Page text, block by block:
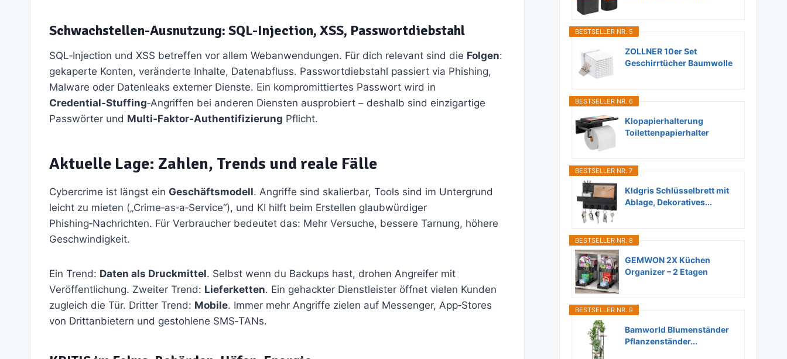
Schwachstellen-Ausnutzung: SQL-Injection, XSS, Passwortdiebstahl
SQL‑Injection und XSS betreffen vor allem Webanwendungen. Für dich relevant sind die Folgen:
gekaperte Konten, veränderte Inhalte, Datenabfluss. Passwortdiebstahl passiert via Phishing,
Malware oder Datenleaks externer Dienste. Ein kompromittiertes Passwort wird in
Credential‑Stuffing‑Angriffen bei anderen Diensten ausprobiert – deshalb sind einzigartige
Passwörter und Multi‑Faktor‑Authentifizierung Pflicht.
Aktuelle Lage: Zahlen, Trends und reale Fälle
Cybercrime ist längst ein Geschäftsmodell. Angriffe sind skalierbar, Tools sind im Untergrund
leicht zu mieten („Crime‑as‑a‑Service“), und KI hilft beim Erstellen glaubwürdiger
Phishing‑Nachrichten. Für Verbraucher bedeutet das: Mehr Versuche, bessere Tarnung, höhere
Geschwindigkeit.
Ein Trend: Daten als Druckmittel. Selbst wenn du Backups hast, drohen Angreifer mit
Veröffentlichung. Zweiter Trend: Lieferketten. Ein gehackter Dienstleister öffnet vielen Kunden
zugleich die Tür. Dritter Trend: Mobile. Immer mehr Angriffe zielen auf Messenger, App‑Stores
von Drittanbietern und gestohlene SMS‑TANs.
BESTSELLER NR. 5
ZOLLNER 10er Set
Geschirrtücher Baumwolle
BESTSELLER NR. 6
Klopapierhalterung
Toilettenpapierhalter
BESTSELLER NR. 7
Kldgris Schlüsselbrett mit
Ablage, Dekoratives...
BESTSELLER NR. 8
GEMWON 2X Küchen
Organizer – 2 Etagen
BESTSELLER NR. 9
Bamworld Blumenständer
Pflanzenständer...